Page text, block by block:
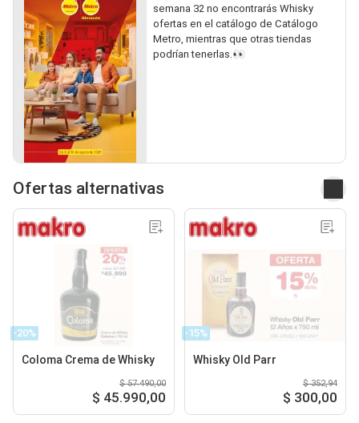
semana 32 no encontrarás Whisky
ofertas en el catálogo de Catálogo
Metro, mientras que otras tiendas
podrían tenerlas.👀
Ofertas alternativas
-20%
Coloma Crema de Whisky
$ 57.490,00
$ 45.990,00
-15%
Whisky Old Parr
$ 352,94
$ 300,00